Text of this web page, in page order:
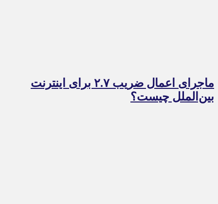
ماجرای اعمال ضریب ۲.۷ برای اینترنت
بین‌الملل چیست؟